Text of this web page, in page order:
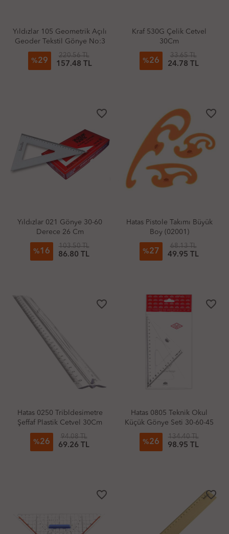
Yıldızlar 105 Geometrik Açılı
Geoder Tekstil Gönye No:3
%29
220.56 TL
157.48 TL
Kraf 530G Çelik Cetvel
30Cm
%26
33.65 TL
24.78 TL
favorite_border
Yıldızlar 021 Gönye 30-60
Derece 26 Cm
%16
103.50 TL
86.80 TL
favorite_border
Hatas Pistole Takımı Büyük
Boy (02001)
%27
68.13 TL
49.95 TL
favorite_border
Hatas 0250 Tribldesimetre
Şeffaf Plastik Cetvel 30Cm
%26
94.08 TL
69.26 TL
favorite_border
Hatas 0805 Teknik Okul
Küçük Gönye Seti 30-60-45
Derece 21 Cm
%26
134.40 TL
98.95 TL
favorite_border favorite_border